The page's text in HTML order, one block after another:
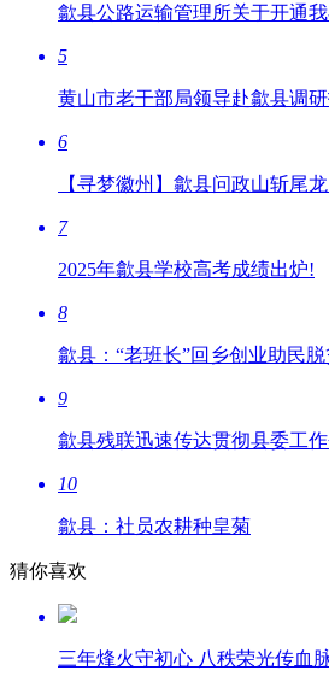
歙县公路运输管理所关于开通
5
黄山市老干部局领导赴歙县调
6
【寻梦徽州】歙县问政山斩尾
7
2025年歙县学校高考成绩出炉!
8
歙县：“老班长”回乡创业助民脱
9
歙县残联迅速传达贯彻县委工
10
歙县：社员农耕种皇菊
猜你喜欢
三年烽火守初心 八秩荣光传血